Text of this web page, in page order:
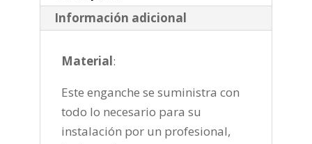
cantidad
Información adicional
Material:
Este enganche se suministra con
todo lo necesario para su
instalación por un profesional,